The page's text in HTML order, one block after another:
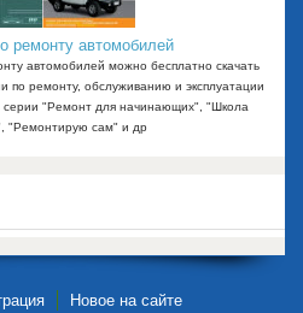
ремонту автомобилей
автомобилей можно бесплатно скачать
по ремонту, обслуживанию и эксплуатации
серии "Ремонт для начинающих", "Школа
"Ремонтирую сам" и др
Новое на сайте